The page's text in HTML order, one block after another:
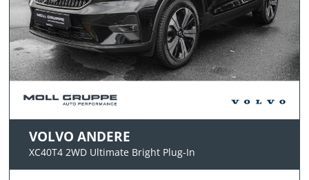
VOLVO ANDERE
XC40T4 2WD Ultimate Bright Plug-In